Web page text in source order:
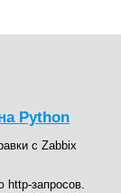
Python
с Zabbix
запросов.